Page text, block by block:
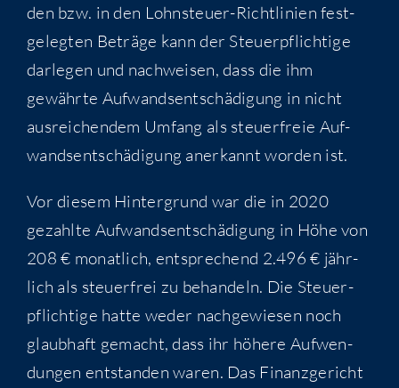
den bzw. in den Lohn­steu­er-Richt­li­ni­en fest­
ge­leg­ten Beträ­ge kann der Steu­er­pflich­ti­ge
dar­le­gen und nach­wei­sen, dass die ihm
gewähr­te Auf­wands­ent­schä­di­gung in nicht
aus­rei­chen­dem Umfang als steu­er­freie Auf­
wands­ent­schä­di­gung aner­kannt wor­den ist.
Vor die­sem Hin­ter­grund war die in 2020
gezahl­te Auf­wands­ent­schä­di­gung in Höhe von
208 € monat­lich, ent­spre­chend 2.496 € jähr­
lich als steu­er­frei zu behan­deln. Die Steu­er­
pflich­ti­ge hat­te weder nach­ge­wie­sen noch
glaub­haft gemacht, dass ihr höhe­re Auf­wen­
dun­gen ent­stan­den waren. Das Finanz­ge­richt